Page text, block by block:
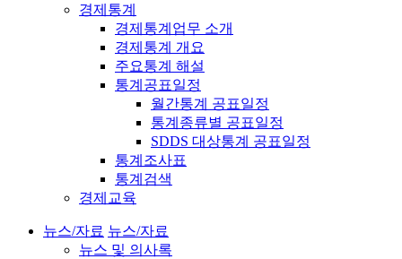
경제통계
경제통계업무 소개
경제통계 개요
주요통계 해설
통계공표일정
월간통계 공표일정
통계종류별 공표일정
SDDS 대상통계 공표일정
통계조사표
통계검색
경제교육
뉴스/자료 뉴스/자료
뉴스 및 의사록